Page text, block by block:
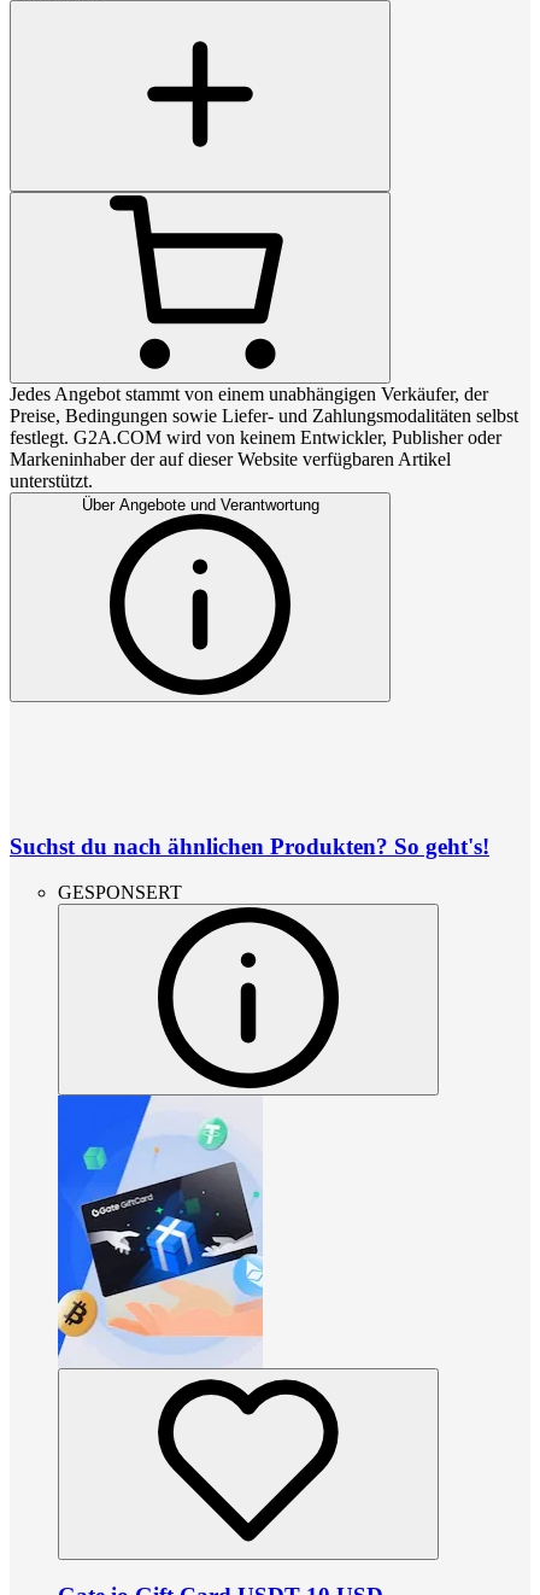
Jedes Angebot stammt von einem unabhängigen Verkäufer, der
Preise, Bedingungen sowie Liefer- und Zahlungsmodalitäten selbst
festlegt. G2A.COM wird von keinem Entwickler, Publisher oder
Markeninhaber der auf dieser Website verfügbaren Artikel
unterstützt.
Über Angebote und Verantwortung
Suchst du nach ähnlichen Produkten? So geht's!
GESPONSERT